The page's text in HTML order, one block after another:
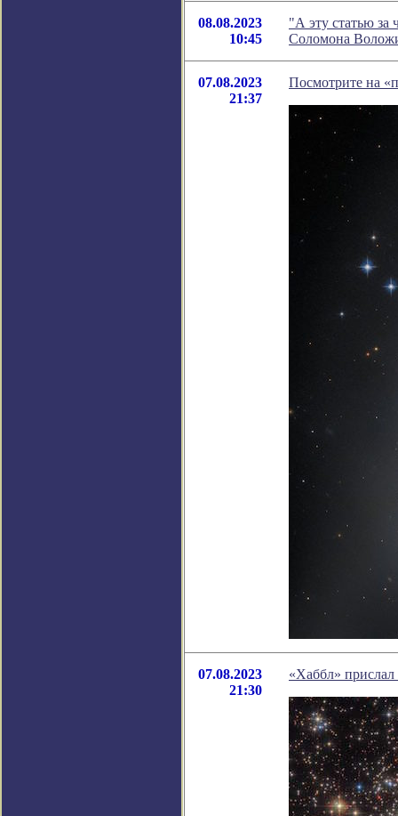
08.08.2023
10:45
"А эту статью за
Соломона
07.08.2023
21:37
Посмотрите на
07.08.2023
21:30
«Хаббл»